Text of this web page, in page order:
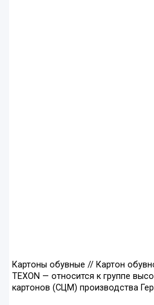
Картоны обувные // Картон
TEXON — относится к группе
картонов (СЦМ) производства